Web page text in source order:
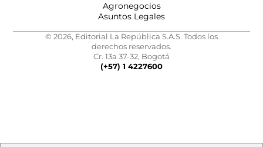
Agronegocios
Asuntos Legales
© 2026, Editorial La República S.A.S. Todos los
derechos reservados.
Cr. 13a 37-32, Bogotá
(+57) 1 4227600